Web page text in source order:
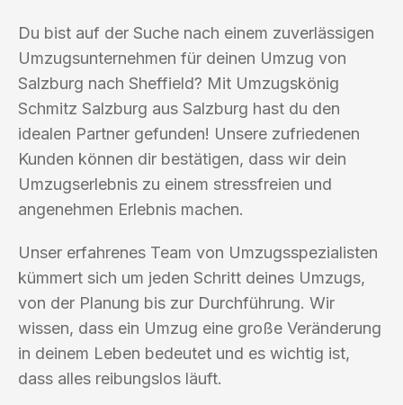
Du bist auf der Suche nach einem zuverlässigen
Umzugsunternehmen für deinen Umzug von
Salzburg nach Sheffield? Mit Umzugskönig
Schmitz Salzburg aus Salzburg hast du den
idealen Partner gefunden! Unsere zufriedenen
Kunden können dir bestätigen, dass wir dein
Umzugserlebnis zu einem stressfreien und
angenehmen Erlebnis machen.
Unser erfahrenes Team von Umzugsspezialisten
kümmert sich um jeden Schritt deines Umzugs,
von der Planung bis zur Durchführung. Wir
wissen, dass ein Umzug eine große Veränderung
in deinem Leben bedeutet und es wichtig ist,
dass alles reibungslos läuft.